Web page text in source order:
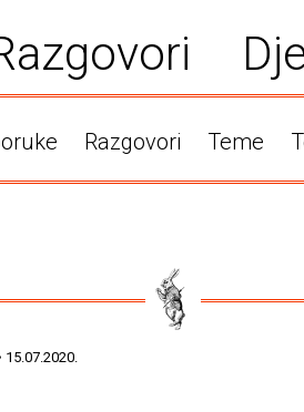
Razgovori Teme
15.07.2020.